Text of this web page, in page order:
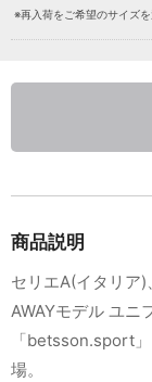
※再入荷をご希望のサイズ
商品説明
セリエA(イタリア
AWAYモデル ユニ
「betsson.sport
場。